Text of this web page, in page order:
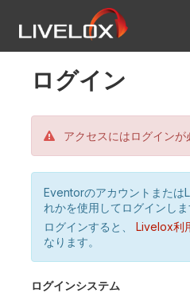
ログイン
アクセスにはログインが
Eventorのアカウントまたは
れかを使用してログインしま
ログインすると、
Livelox利
なります。
ログインシステム